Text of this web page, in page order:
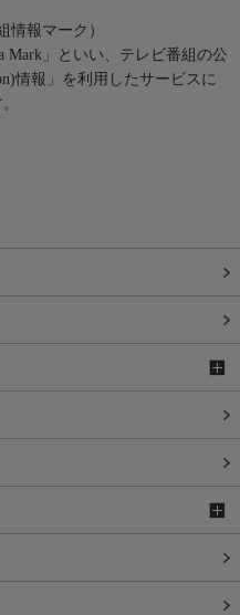
情報マーク）
Mark」といい、テレビ番組の公
情報」を利用したサービスに